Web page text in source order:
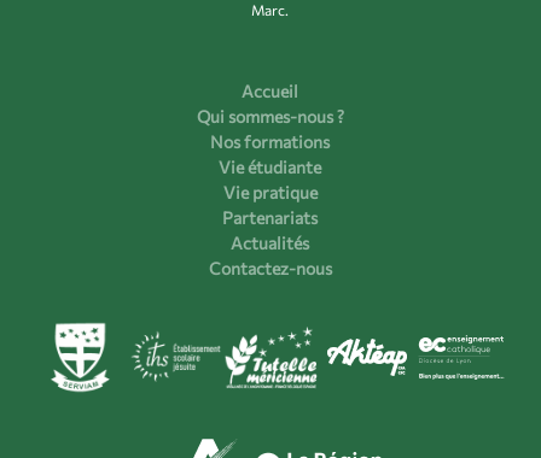
Marc.
Accueil
Qui sommes-nous ?
Nos formations
Vie étudiante
Vie pratique
Partenariats
Actualités
Contactez-nous